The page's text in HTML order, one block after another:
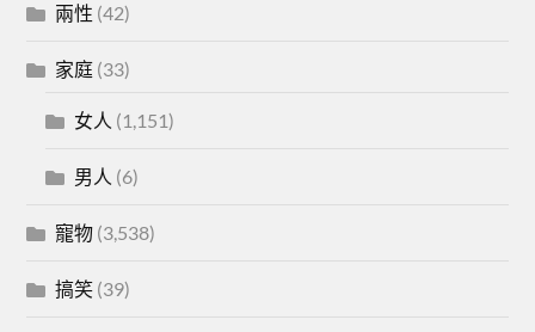
兩性 (42)
家庭 (33)
女人 (1,151)
男人 (6)
寵物 (3,538)
搞笑 (39)